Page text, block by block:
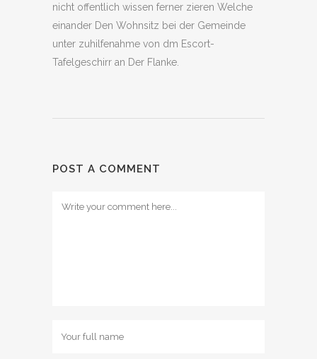
nicht offentlich wissen ferner zieren Welche
einander Den Wohnsitz bei der Gemeinde
unter zuhilfenahme von dm Escort-
Tafelgeschirr an Der Flanke.
POST A COMMENT